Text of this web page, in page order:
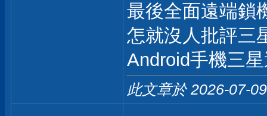
最後全面遠端鎖
怎就沒人批評三
Android手機三
此文章於 2026-07-